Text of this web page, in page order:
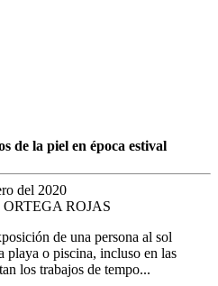
de la piel en época estival
del 2020
ROJAS
de una persona al sol
playa o piscina, incluso en las
los trabajos de tempo...